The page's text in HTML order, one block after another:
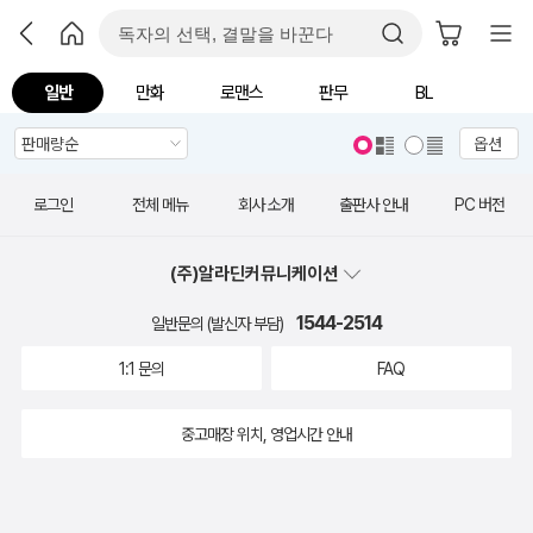
일반 만화 로맨스 판무 BL
옵션
로그인 전체 메뉴 회사 소개 출판사 안내 PC 버전
(주)알라딘커뮤니케이션
일반문의 (발신자 부담) 1544-2514
1:1 문의 FAQ
중고매장 위치, 영업시간 안내